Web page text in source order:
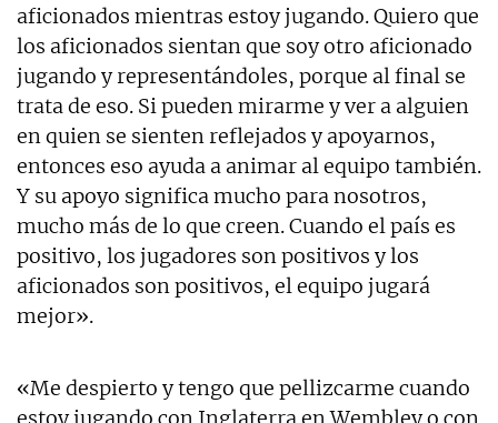
aficionados mientras estoy jugando. Quiero que
los aficionados sientan que soy otro aficionado
jugando y representándoles, porque al final se
trata de eso. Si pueden mirarme y ver a alguien
en quien se sienten reflejados y apoyarnos,
entonces eso ayuda a animar al equipo también.
Y su apoyo significa mucho para nosotros,
mucho más de lo que creen. Cuando el país es
positivo, los jugadores son positivos y los
aficionados son positivos, el equipo jugará
mejor».
«Me despierto y tengo que pellizcarme cuando
estoy jugando con Inglaterra en Wembley o con